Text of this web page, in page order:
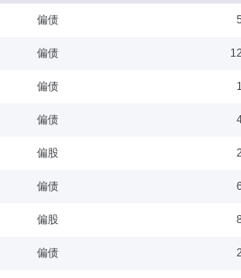
总裁） 任职日期：
广发基金管理有限公司总经理，兼任广发国际
学历：硕士
高级工程师，现任烽火通信科技股份有限公司
滨办事处主任、国内市场总部副总经理、客户
偏债
偏债
偏债
偏债
偏股
偏债
偏股
偏债